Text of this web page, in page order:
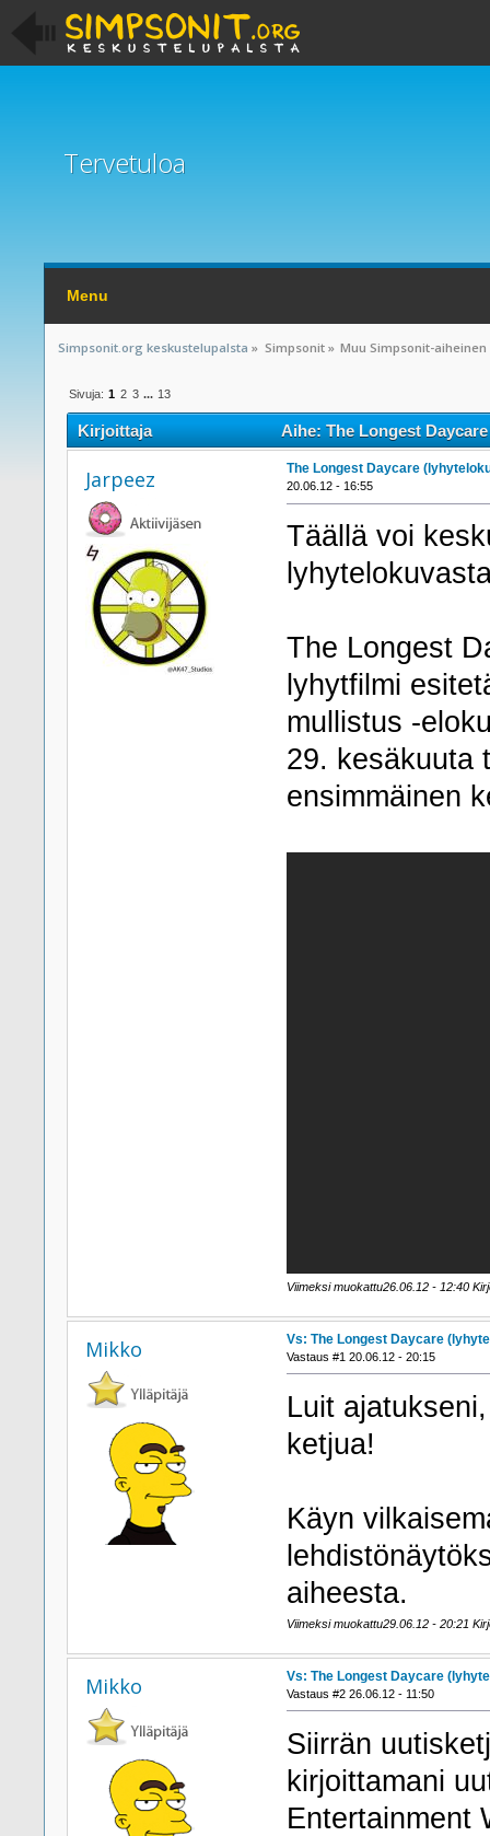
Tervetuloa
Menu
Simpsonit.org keskustelupalsta » Simpsonit» Muu Simpsonit-aiheinen
Sivuja: 1 2 3 ... 13
Kirjoittaja Aihe: The Longest
Jarpeez The Longest Daycare
20.06.12 - 16:55
Täällä voi
The Longest
lyhytfilmi
mullistus -
29. kesäkuuta
ensimmäinen
Viimeksi muokattu26.06.12 - 12:40
Mikko Vs: The Longest Daycare
Vastaus #1 20.06.12 - 20:15
Luit
ketjua!
Käyn
aiheesta.
Viimeksi muokattu29.06.12 - 20:21
Mikko Vs: The Longest Daycare
Vastaus #2 26.06.12 - 11:50
Siirrän
kirjoittamani
Entertainment